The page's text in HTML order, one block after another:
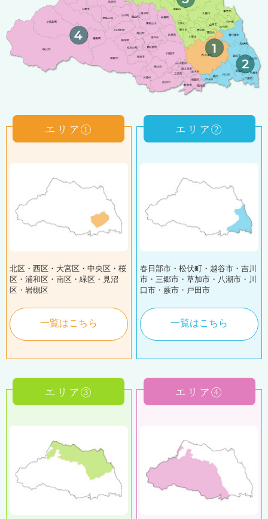
エリア①
北区・西区・大宮区・中央区・桜
区・浦和区・南区・緑区・見沼
区・岩槻区
一覧はこちら
エリア②
春日部市・松伏町・越谷市・吉川
市・三郷市・草加市・八潮市・川
口市・蕨市・戸田市
一覧はこちら
エリア③ エリア④